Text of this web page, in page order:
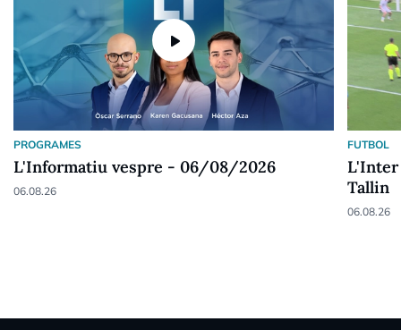
play_arrow
PROGRAMES
L'Informatiu vespre - 06/08/2026
06.08.26
FUTBOL
L'Inter
Tallin
06.08.26